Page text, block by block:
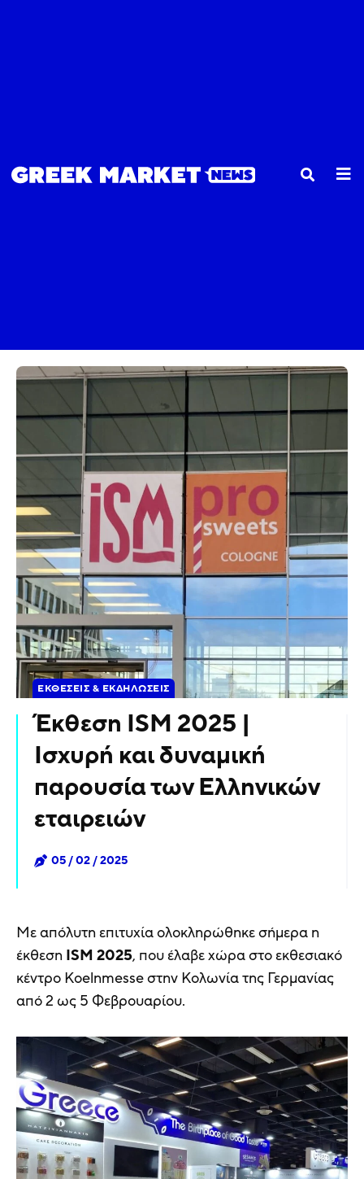
ΕΚΘΈΣΕΙΣ & ΕΚΔΗΛΏΣΕΙΣ
Έκθεση ISM 2025 |
Ισχυρή και δυναμική
παρουσία των Ελληνικών
εταιρειών
05 / 02 / 2025
Με απόλυτη επιτυχία ολοκληρώθηκε σήμερα η
έκθεση ISM 2025, που έλαβε χώρα στο εκθεσιακό
κέντρο Koelnmesse στην Κολωνία της Γερμανίας
από 2 ως 5 Φεβρουαρίου.